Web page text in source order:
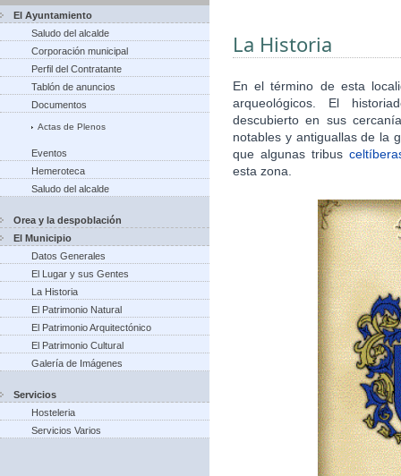
El Ayuntamiento
Saludo del alcalde
Corporación municipal
Perfil del Contratante
Tablón de anuncios
Documentos
Actas de Plenos
Eventos
Hemeroteca
Saludo del alcalde
Orea y la despoblación
El Municipio
Datos Generales
El Lugar y sus Gentes
La Historia
El Patrimonio Natural
El Patrimonio Arquitectónico
El Patrimonio Cultural
Galería de Imágenes
Servicios
Hosteleria
Servicios Varios
La Historia
En el término de esta
arqueológicos. El
descubierto en sus
notables y antiguallas de la
que algunas tribus
esta zona.​